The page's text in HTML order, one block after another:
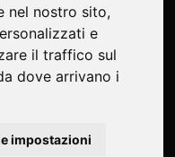
nel nostro sito,
e
il traffico sul
dove arrivano i
impostazioni